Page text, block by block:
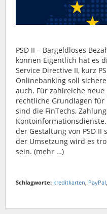
PSD II – Bargeldloses
können Eigentlich hat es
Service Directive II, kurz
Onlinebanking soll
auch. Für zahlreiche
rechtliche Grundlagen
sind die FinTechs,
der Gestaltung von PSD
der Umsetzung wird es
sein. (mehr …)
Schlagworte: kreditkarten PayPal